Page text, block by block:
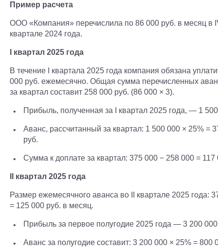
Пример расчета
ООО «Компания» перечислила по 86 000 руб. в месяц в
квартале 2024 года.
I квартал 2025 года
В течение I квартала 2025 года компания обязана
000 руб. ежемесячно. Общая сумма перечисленных
за квартал составит 258 000 руб. (86 000 × 3).
Прибыль, полученная за I квартал 2025 года, — 1
Аванс, рассчитанный за квартал: 1 500 000 × 25% =
руб.
Сумма к доплате за квартал: 375 000 − 258 000 = 117
II квартал 2025 года
Размер ежемесячного аванса во II квартале 2025 года:
= 125 000 руб. в месяц.
Прибыль за первое полугодие 2025 года — 3 200
Аванс за полугодие составит: 3 200 000 × 25% = 800